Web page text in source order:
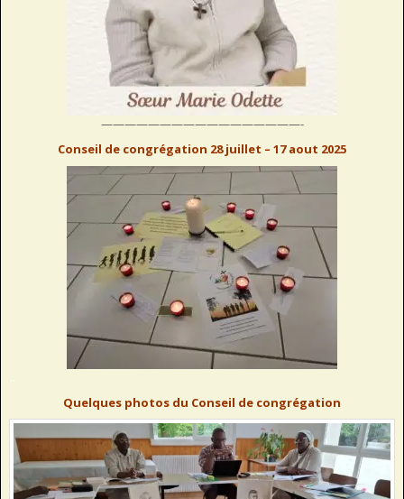
—————————————————-
Conseil de congrégation 28 juillet – 17 aout 2025
Quelques photos du Conseil de congrégation